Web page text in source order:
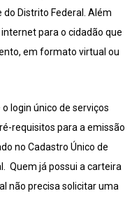
Distrito Federal. Além
para o cidadão que
em formato virtual ou
login único de serviços
requisitos para a emissão
no Cadastro Único de
Quem já possui a carteira
não precisa solicitar uma